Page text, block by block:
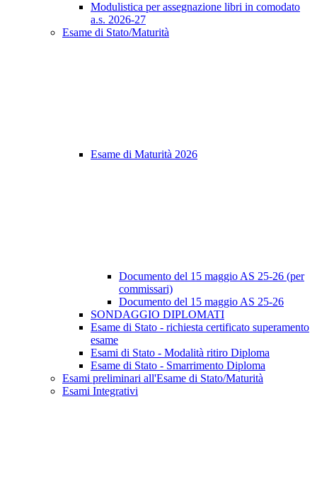
Modulistica per assegnazione libri in comodato
a.s. 2026-27
Esame di Stato/Maturità
Esame di Maturità 2026
Documento del 15 maggio AS 25-26 (per
commissari)
Documento del 15 maggio AS 25-26
SONDAGGIO DIPLOMATI
Esame di Stato - richiesta certificato superamento
esame
Esami di Stato - Modalità ritiro Diploma
Esame di Stato - Smarrimento Diploma
Esami preliminari all'Esame di Stato/Maturità
Esami Integrativi